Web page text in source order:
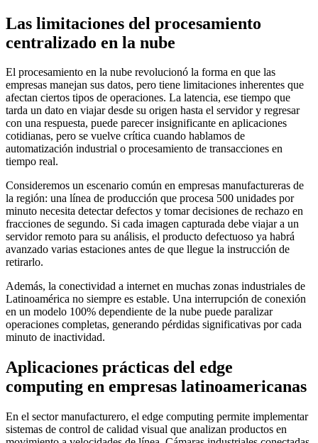
Las limitaciones del procesamiento
centralizado en la nube
El procesamiento en la nube revolucionó la forma en que las
empresas manejan sus datos, pero tiene limitaciones inherentes que
afectan ciertos tipos de operaciones. La latencia, ese tiempo que
tarda un dato en viajar desde su origen hasta el servidor y regresar
con una respuesta, puede parecer insignificante en aplicaciones
cotidianas, pero se vuelve crítica cuando hablamos de
automatización industrial o procesamiento de transacciones en
tiempo real.
Consideremos un escenario común en empresas manufactureras de
la región: una línea de producción que procesa 500 unidades por
minuto necesita detectar defectos y tomar decisiones de rechazo en
fracciones de segundo. Si cada imagen capturada debe viajar a un
servidor remoto para su análisis, el producto defectuoso ya habrá
avanzado varias estaciones antes de que llegue la instrucción de
retirarlo.
Además, la conectividad a internet en muchas zonas industriales de
Latinoamérica no siempre es estable. Una interrupción de conexión
en un modelo 100% dependiente de la nube puede paralizar
operaciones completas, generando pérdidas significativas por cada
minuto de inactividad.
Aplicaciones prácticas del edge
computing en empresas latinoamericanas
En el sector manufacturero, el edge computing permite implementar
sistemas de control de calidad visual que analizan productos en